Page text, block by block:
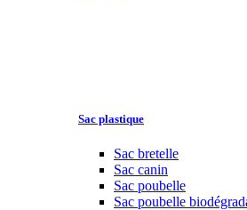
Sac plastique
Sac bretelle
Sac canin
Sac poubelle
Sac poubelle